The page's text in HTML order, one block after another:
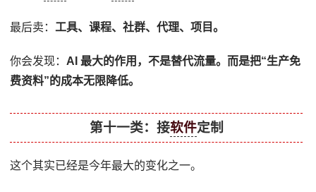
最后卖：工具、课程、社群、代理、项目。
你会发现： AI 最大的作用，不是替代流量。而是把“生产免
费资料”的成本无限降低。
第十一类：接软件定制
这个其实已经是今年最大的变化之一。